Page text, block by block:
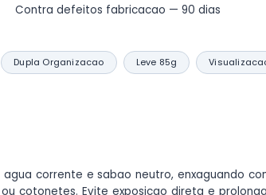
Contra defeitos fabricacao — 90 dias
Dupla Organizacao Leve 85g
corrente e sabao neutro, enxaguando
cotonetes. Evite exposicao direta e